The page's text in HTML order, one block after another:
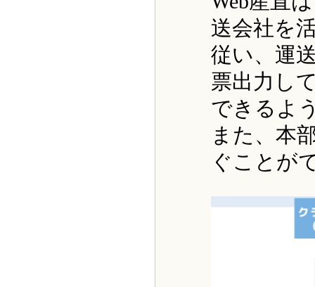
送会社を
従い、運
票出力し
できるよ
また、本
ぐことが